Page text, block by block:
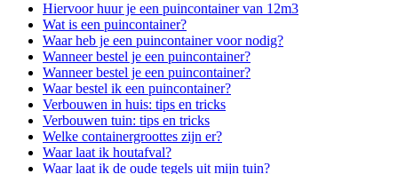
Hiervoor huur je een puincontainer van 12m3
Wat is een puincontainer?
Waar heb je een puincontainer voor nodig?
Wanneer bestel je een puincontainer?
Wanneer bestel je een puincontainer?
Waar bestel ik een puincontainer?
Verbouwen in huis: tips en tricks
Verbouwen tuin: tips en tricks
Welke containergroottes zijn er?
Waar laat ik houtafval?
Waar laat ik de oude tegels uit mijn tuin?